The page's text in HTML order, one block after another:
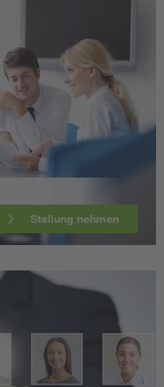
Stellung nehmen